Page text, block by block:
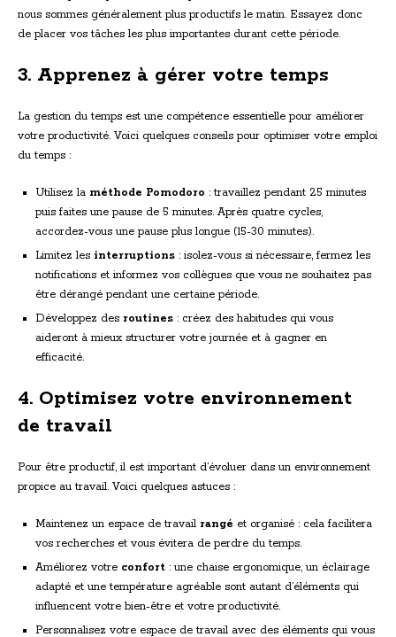
nous sommes généralement plus productifs le matin. Essayez donc
de placer vos tâches les plus importantes durant cette période.
3. Apprenez à gérer votre temps
La gestion du temps est une compétence essentielle pour améliorer
votre productivité. Voici quelques conseils pour optimiser votre emploi
du temps :
Utilisez la méthode Pomodoro : travaillez pendant 25 minutes
puis faites une pause de 5 minutes. Après quatre cycles,
accordez-vous une pause plus longue (15-30 minutes).
Limitez les interruptions : isolez-vous si nécessaire, fermez les
notifications et informez vos collègues que vous ne souhaitez pas
être dérangé pendant une certaine période.
Développez des routines : créez des habitudes qui vous
aideront à mieux structurer votre journée et à gagner en
efficacité.
4. Optimisez votre environnement
de travail
Pour être productif, il est important d’évoluer dans un environnement
propice au travail. Voici quelques astuces :
Maintenez un espace de travail rangé et organisé : cela facilitera
vos recherches et vous évitera de perdre du temps.
Améliorez votre confort : une chaise ergonomique, un éclairage
adapté et une température agréable sont autant d’éléments qui
influencent votre bien-être et votre productivité.
Personnalisez votre espace de travail avec des éléments qui vous